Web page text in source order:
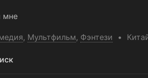
мне
, Мультфильм, Фэнтези